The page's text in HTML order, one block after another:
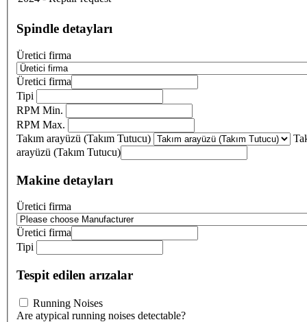
Spindle detayları
Üretici firma
Üretici firma
Tipi
RPM Min.
RPM Max.
Takım arayüzü (Takım Tutucu)
arayüzü (Takım Tutucu)
Makine detayları
Üretici firma
Üretici firma
Tipi
Tespit edilen arızalar
Running Noises
Are atypical running noises detectable?